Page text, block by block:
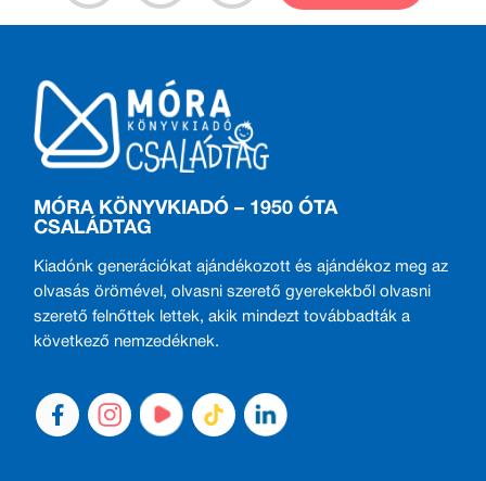
MÓRA KÖNYVKIADÓ – 1950 ÓTA
CSALÁDTAG
Kiadónk generációkat ajándékozott és ajándékoz meg az
olvasás örömével, olvasni szerető gyerekekből olvasni
szerető felnőttek lettek, akik mindezt továbbadták a
következő nemzedéknek.